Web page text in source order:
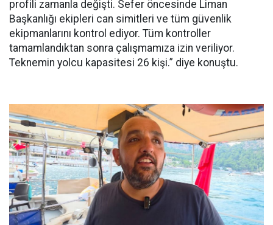
profili zamanla değişti. Sefer öncesinde Liman
Başkanlığı ekipleri can simitleri ve tüm güvenlik
ekipmanlarını kontrol ediyor. Tüm kontroller
tamamlandıktan sonra çalışmamıza izin veriliyor.
Teknemin yolcu kapasitesi 26 kişi.” diye konuştu.